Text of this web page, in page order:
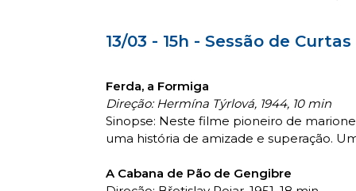
13/03 - 15h - Sessão de
Ferda, a Formiga
Direção: Hermína Týrlová, 1944, 10 min
Sinopse: Neste filme pioneiro de
uma história de amizade e superação.
A Cabana de Pão de Gengibre